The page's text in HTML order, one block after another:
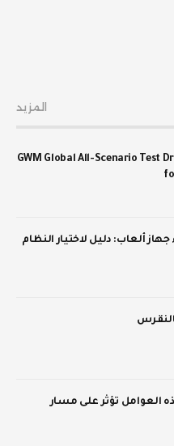
المزيد
GWM Global All-Scenario Test
ألعاب: دليل لاختيار النظام
العوامل تؤثر على مسار